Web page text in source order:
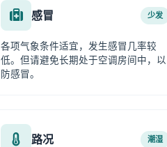
感冒 少发
各项气象条件适宜，发生感冒几率较
低。但请避免长期处于空调房间中，以
防感冒。
路况 潮湿